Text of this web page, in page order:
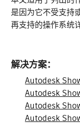
是因为它不受支持
再支持的操作系统
解决方案：
Autodesk
Autodesk
Autodesk
Autodesk